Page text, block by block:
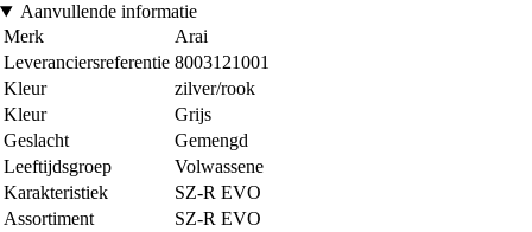
Aanvullende informatie
Merk
Arai
Leveranciersreferentie 8003121001
Kleur
zilver/rook
Kleur
Grijs
Geslacht
Gemengd
Leeftijdsgroep
Volwassene
Karakteristiek
SZ-R EVO
Assortiment
SZ-R EVO